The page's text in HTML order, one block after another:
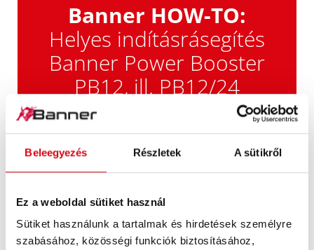
Beleegyezés Részletek A sütikről
Ez a weboldal sütiket használ
Sütiket használunk a tartalmak és hirdetések személyre
szabásához, közösségi funkciók biztosításához,
Banner HOW-TO:
Helyes indításrásegítés
Banner Power Booster
PB12, ill. PB12/24
indítássegítővel
Helyes
indításrásegítés Banner